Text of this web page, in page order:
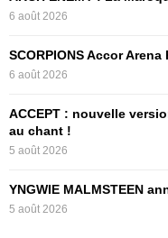
6 août 2026
SCORPIONS Accor
6 août 2026
ACCEPT : nouvelle
au chant !
5 août 2026
YNGWIE MALMSTEEN
5 août 2026